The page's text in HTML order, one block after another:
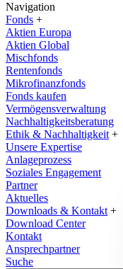
Navigation
Fonds +
Aktien Europa
Aktien Global
Mischfonds
Rentenfonds
Mikrofinanzfonds
Fonds kaufen
Vermögensverwaltung
Nachhaltigkeitsberatung
Ethik & Nachhaltigkeit +
Unsere Expertise
Anlageprozess
Soziales Engagement
Partner
Aktuelles
Downloads & Kontakt +
Download Center
Kontakt
Ansprechpartner
Suche